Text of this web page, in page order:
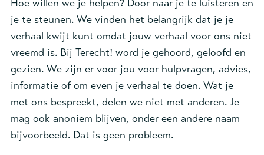
Hoe willen we je helpen? Door naar je te luisteren en
je te steunen. We vinden het belangrijk dat je je
verhaal kwijt kunt omdat jouw verhaal voor ons niet
vreemd is. Bij Terecht! word je gehoord, geloofd en
gezien. We zijn er voor jou voor hulpvragen, advies,
informatie of om even je verhaal te doen. Wat je
met ons bespreekt, delen we niet met anderen. Je
mag ook anoniem blijven, onder een andere naam
bijvoorbeeld. Dat is geen probleem.